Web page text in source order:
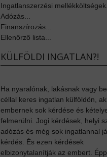
Ingatlanszerzési
Adózás...
Finanszírozás...
Ellenőrző lista...
KÜLFÖLDI INGATLAN?!
Ha nyaralónak, lakásnak vagy
céllal keres ingatlan külföldön,
embernek sok kérdése és
felmerülni. Jogi kérdések, helyi
adózás és még sok ingatlannal
kérdés. És ezen kérdések
elbizonytalanítják az embert.